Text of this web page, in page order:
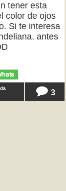
tener esta
color de ojos
Si te interesa
antes
3